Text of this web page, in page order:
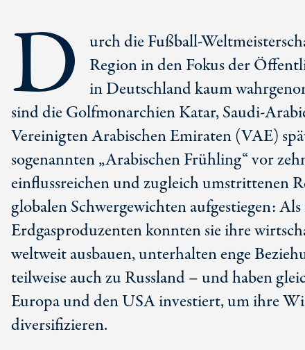
D urch die Fußball-
Region in den Fokus der
in Deutschland kaum
sind die Golfmonarchien Katar, Saudi-
Vereinigten Arabischen Emiraten (VAE)
sogenannten „Arabischen Frühling“ vor
einflussreichen und zugleich umstrittenen
globalen Schwergewichten aufgestiegen:
Erdgasproduzenten konnten sie ihre
weltweit ausbauen, unterhalten enge
teilweise auch zu Russland – und haben
Europa und den USA investiert, um ihre
diversifizieren.